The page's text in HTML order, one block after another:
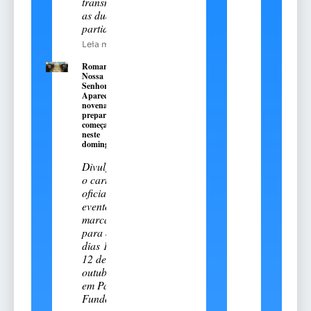
as duas
partidas
Leia mais
Romaria de
Nossa
Senhora
Aparecida:
novena
preparatória
começa
neste
domingo, 9
Divulgado
o cartal
oficial do
evento
marcado
para os
dias 11 e
12 de
outubro
em Passo
Fundo